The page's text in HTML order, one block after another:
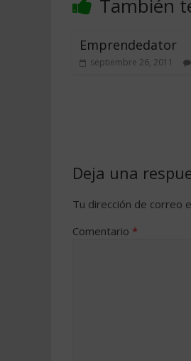
También
Emprendedator
septiembre 26, 2011
Deja una
Tu dirección de correo
Comentario *